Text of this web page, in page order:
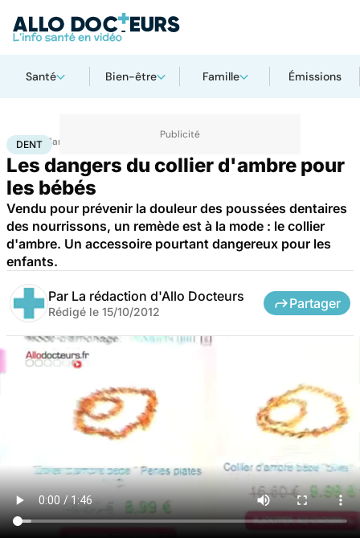
Santé Bien-être Famille Émissions
Accueil Santé
DENT
Les dangers du collier d'ambre pour
les bébés
Vendu pour prévenir la douleur des poussées dentaires
des nourrissons, un remède est à la mode : le collier
d'ambre. Un accessoire pourtant dangereux pour les
enfants.
Par La rédaction d'Allo Docteurs
Rédigé le 15/10/2012
Partager